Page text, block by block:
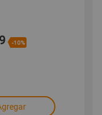
-10%